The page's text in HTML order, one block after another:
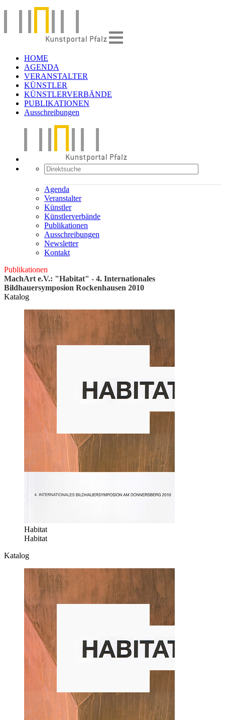
HOME
AGENDA
VERANSTALTER
KÜNSTLER
KÜNSTLERVERBÄNDE
PUBLIKATIONEN
Ausschreibungen
Agenda
Veranstalter
Künstler
Künstlerverbände
Publikationen
Ausschreibungen
Newsletter
Kontakt
Publikationen
MachArt e.V.: "Habitat" - 4. Internationales
Bildhauersymposion Rockenhausen 2010
Katalog
Habitat
Habitat
Katalog